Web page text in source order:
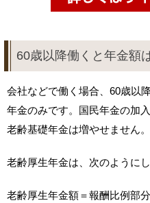
60歳以降働くと年金額
会社などで働く場合、60歳以
年金のみです。国民年金の加
老齢基礎年金は増やせません。
老齢厚生年金は、次のように
老齢厚生年金額＝報酬比例部